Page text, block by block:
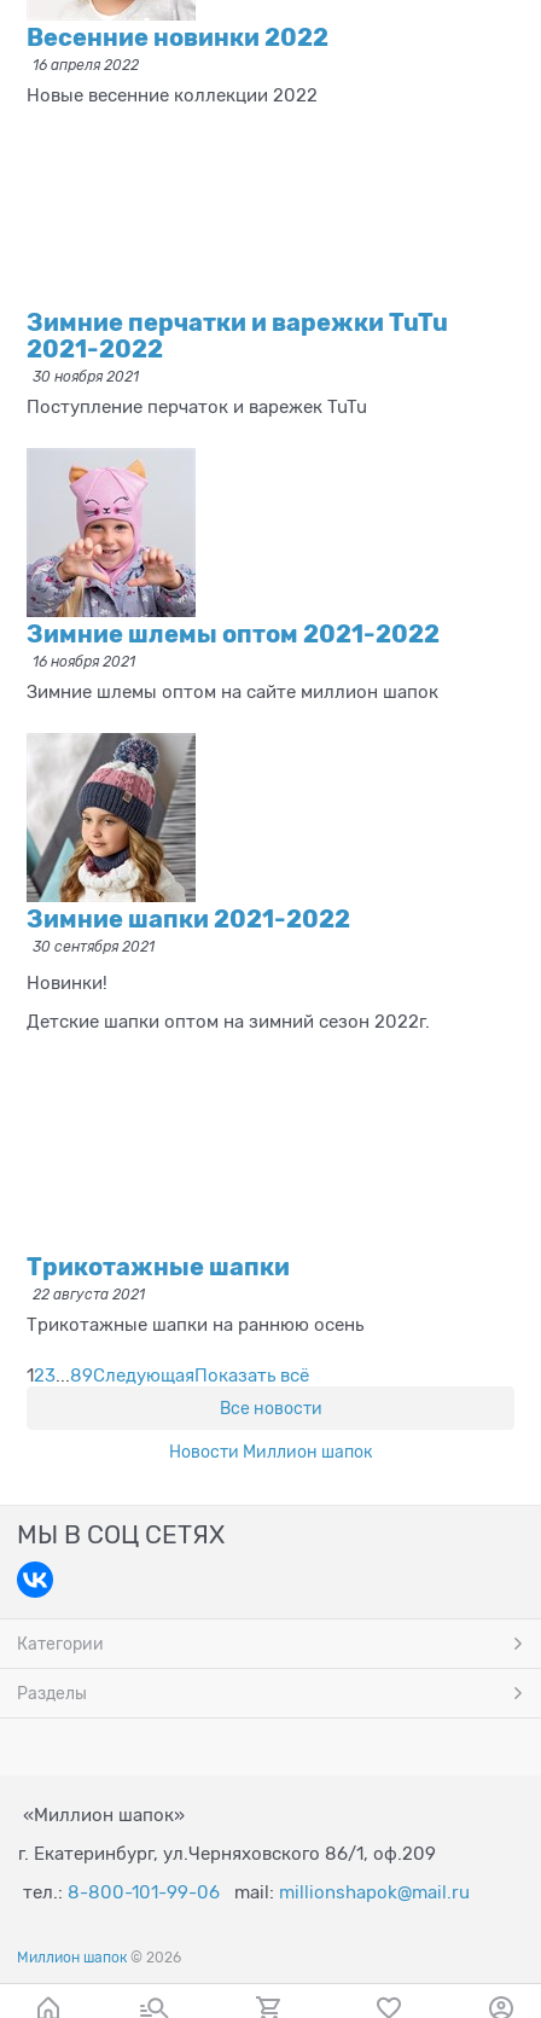
Весенние новинки 2022
16 апреля 2022
Новые весенние коллекции 2022
Зимние перчатки и варежки TuTu
2021-2022
30 ноября 2021
Поступление перчаток и варежек TuTu
Зимние шлемы оптом 2021-2022
16 ноября 2021
Зимние шлемы оптом на сайте миллион шапок
Зимние шапки 2021-2022
30 сентября 2021
Новинки!
Детские шапки оптом на зимний сезон 2022г.
Трикотажные шапки
22 августа 2021
Трикотажные шапки на раннюю осень
123 89СледующаяПоказать всё
Все новости
Новости Миллион шапок
МЫ В СОЦ СЕТЯХ
Категории
Разделы
«Миллион шапок»
г. Екатеринбург, ул.Черняховского 86/1, оф.209
тел.: 8-800-101-99-06 mail: millionshapok@mail.ru
Миллион шапок © 2026